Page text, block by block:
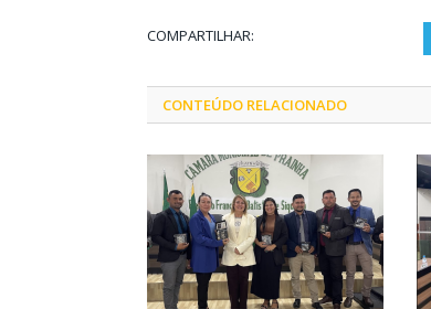
COMPARTILHAR:
CONTEÚDO RELACIONADO